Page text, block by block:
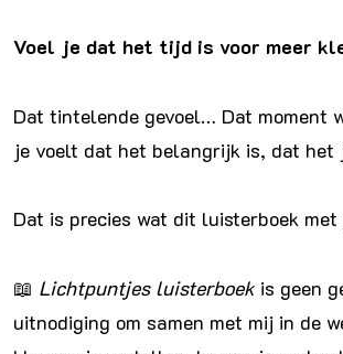
Voel je dat het tijd is voor meer
Dat tintelende gevoel… Dat moment
je voelt dat het belangrijk is, dat het
Dat is precies wat dit luisterboek met
📖 Lichtpuntjes luisterboek is geen
uitnodiging om samen met mij in de